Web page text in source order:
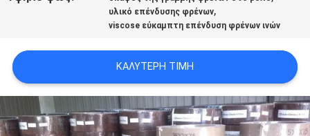
PRIVACY
POLICY
υλικό επένδυσης φρένων,
viscose εύκαμπτη επένδυση φρένων ινών
ΚΑΛΎΤΕΡΗ ΤΙΜΉ